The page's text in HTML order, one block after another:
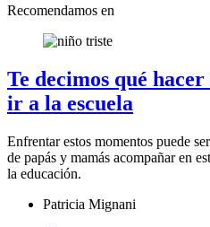
Recomendamos en
Te decimos qué
ir a la escuela
Enfrentar estos momentos puede
de papás y mamás acompañar en
la educación.
Patricia Mignani